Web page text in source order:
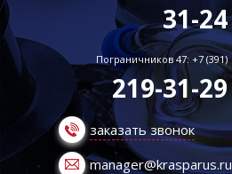
31-24
Пограничников 47: +7 (391)
219-31-29
заказать звонок
manager@krasparus.ru